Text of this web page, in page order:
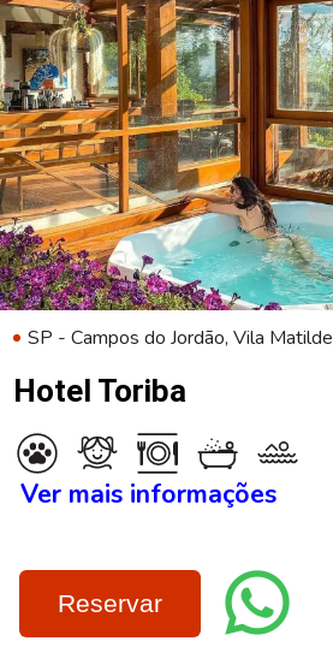
SP - Campos do Jordão, Vila Matilde
Hotel Toriba
Ver mais informações
Reservar